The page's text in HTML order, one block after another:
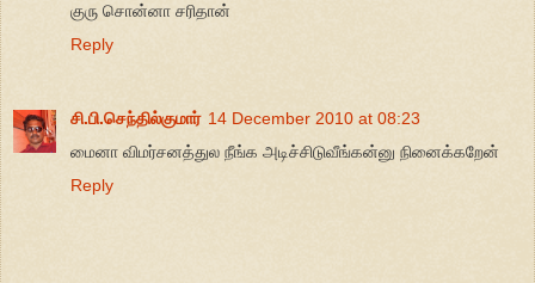
குரு சொன்னா சரிதான்
Reply
சி.பி.செந்தில்குமார் 14 December 2010 at 08:23
மைனா விமர்சனத்துல நீங்க அடிச்சிடுவீங்கன்னு நினைக்கறேன்
Reply